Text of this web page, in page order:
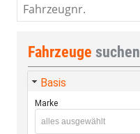
Fahrzeugnr.
Fahrzeuge suchen
Basis
Marke
alles ausgewählt